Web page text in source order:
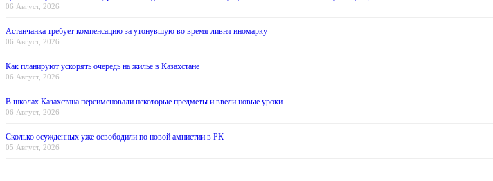
06 Август, 2026
Астанчанка требует компенсацию за утонувшую во время ливня иномарку
06 Август, 2026
Как планируют ускорять очередь на жилье в Казахстане
06 Август, 2026
В школах Казахстана переименовали некоторые предметы и ввели новые уроки
06 Август, 2026
Сколько осужденных уже освободили по новой амнистии в РК
05 Август, 2026